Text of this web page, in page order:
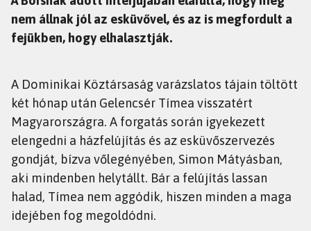
nem állnak jól az esküvővel, és az is megfordult a
fejükben, hogy elhalasztják.
A Dominikai Köztársaság varázslatos tájain töltött
két hónap után Gelencsér Tímea visszatért
Magyarországra. A forgatás során igyekezett
elengedni a házfelújítás és az esküvőszervezés
gondját, bízva vőlegényében, Simon Mátyásban,
aki mindenben helytállt. Bár a felújítás lassan
halad, Tímea nem aggódik, hiszen minden a maga
idejében fog megoldódni.